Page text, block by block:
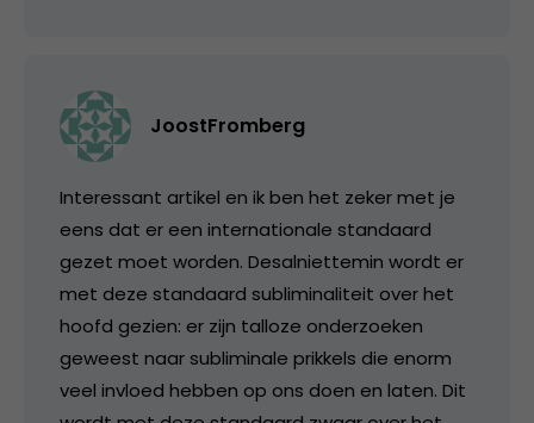
JoostFromberg
Interessant artikel en ik ben het zeker met je
eens dat er een internationale standaard
gezet moet worden. Desalniettemin wordt er
met deze standaard subliminaliteit over het
hoofd gezien: er zijn talloze onderzoeken
geweest naar subliminale prikkels die enorm
veel invloed hebben op ons doen en laten. Dit